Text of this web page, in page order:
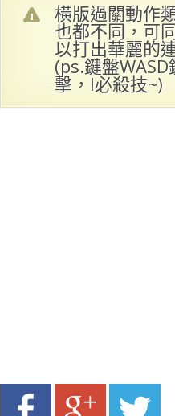
橫版過關動作
也都不同，可
以打出華麗的
(ps.鍵盤
擊，I必殺技~)